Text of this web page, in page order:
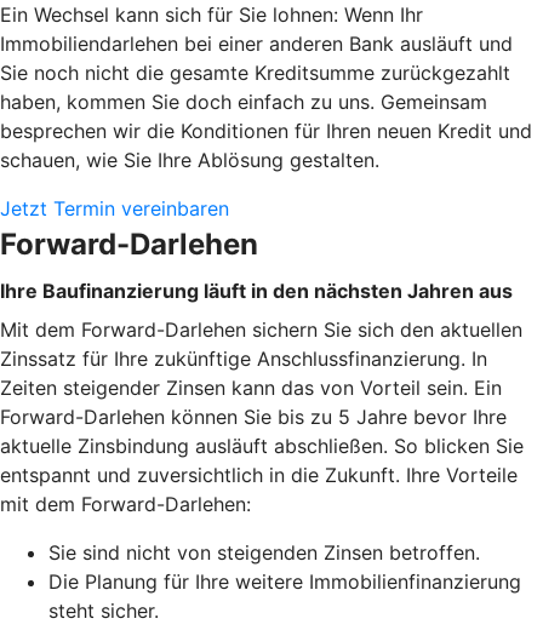
Ein Wechsel kann sich für Sie lohnen: Wenn Ihr
Immobiliendarlehen bei einer anderen Bank ausläuft und
Sie noch nicht die gesamte Kreditsumme zurückgezahlt
haben, kommen Sie doch einfach zu uns. Gemeinsam
besprechen wir die Konditionen für Ihren neuen Kredit und
schauen, wie Sie Ihre Ablösung gestalten.
Jetzt Termin vereinbaren
Forward-Darlehen
Ihre Baufinanzierung läuft in den nächsten Jahren aus
Mit dem Forward-Darlehen sichern Sie sich den aktuellen
Zinssatz für Ihre zukünftige Anschlussfinanzierung. In
Zeiten steigender Zinsen kann das von Vorteil sein. Ein
Forward-Darlehen können Sie bis zu 5 Jahre bevor Ihre
aktuelle Zinsbindung ausläuft abschließen. So blicken Sie
entspannt und zuversichtlich in die Zukunft. Ihre Vorteile
mit dem Forward-Darlehen:
Sie sind nicht von steigenden Zinsen betroffen.
Die Planung für Ihre weitere Immobilienfinanzierung
steht sicher.